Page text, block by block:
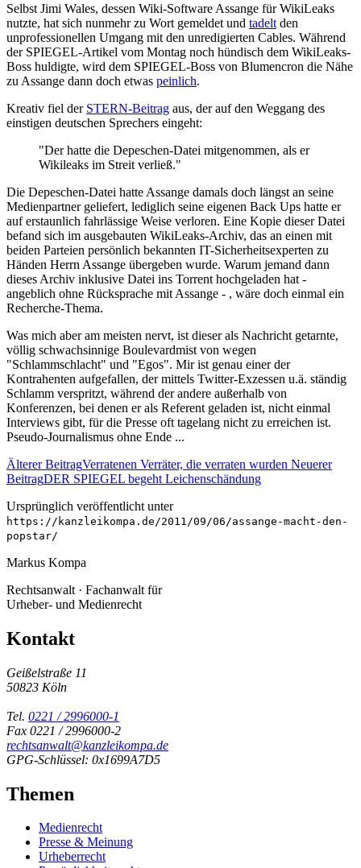
Selbst Jimi Wales, dessen Wiki-Software Assange für WikiLeaks
nutzte, hat sich nunmehr zu Wort gemeldet und tadelt den
unprofessionellen Umgang mit den unredigierten Cables. Während
der SPIEGEL-Artikel vom Montag noch hündisch dem WikiLeaks-
Boss huldigte, wird dem SPIEGEL-Boss von Blumencron die Nähe
zu Assange dann doch etwas peinlich.
Kreativ fiel der STERN-Beitrag aus, der auf den Weggang des
einstigen deutschen Sprechers eingeht:
"Der hatte die Depeschen-Datei mitgenommen, als er
Wikileaks im Streit verließ."
Die Depeschen-Datei hatte Assange damals doch längst an seine
Medienpartner geliefert, lediglich seine eigenen Back Ups hatte er
auf erstaunlich fahrlässige Weise verloren. Eine Kopie dieser Datei
befand sich im ausgebauten WikiLeaks-Archiv, das an einen mit
beiden Parteien persönlich bekannten IT-Sicherheitsexperten zu
Händen Herrn Assange übergeben wurde. Warum jemand dann
dieses Archiv inklusive Datei ins Torrent hochgeladen hat -
angeblich ohne Rücksprache mit Assange - , wäre doch einmal ein
Recherche-Thema.
Was mich aber am meisten nervt, ist dieser als Nachricht getarnte,
völlig schwachsinnige Boulevardmist von wegen
"Schlammschlacht" und "Egos". Mir ist genau einer der
Kontrahenten aufgefallen, der mittels Twitter-Exzessen u.ä. ständig
Schlamm verspritzt, während der andere außerhalb von
Konferenzen, bei denen er als Referent geladen ist, nicht einmal
Interviews gibt, für die Presse oft tagelang nicht zu erreichen ist.
Pseudo-Journalismus ohne Ende ...
Älterer BeitragVerratenen Verräter, die verraten wurden Neuerer
BeitragDER SPIEGEL begeht Leichenschändung
Ursprünglich veröffentlicht unter
https://kanzleikompa.de/2011/09/06/assange-macht-den-
popstar/
Markus Kompa
Rechtsanwalt · Fachanwalt für
Urheber- und Medienrecht
Kontakt
Geißelstraße 11
50823 Köln
Tel. 0221 / 2996000-1
Fax 0221 / 2996000-2
rechtsanwalt@kanzleikompa.de
GPG-Schlüssel: 0x1699A7D5
Themen
Medienrecht
Presse & Meinung
Urheberrecht